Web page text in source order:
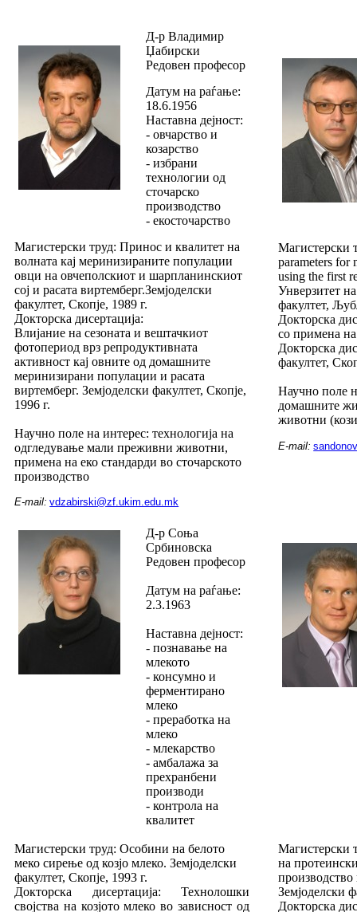
Д-р Владимир
Џабирски
Редовен професор
Датум на раѓање:
18.6.1956
Наставна дејност:
- овчарство и
козарство
- избрани
технологии од
сточарско
производство
- екосточарство
Магистерски труд: Принос и квалитет на
волната кај меринизираните популации
овци на овчеполскиот и шарпланинскиот
сој и расата виртемберг.Земјоделски
факултет, Скопје, 1989 г.
Докторска дисертација:
Влијание на сезоната и вештачкиот
фотопериод врз репродуктивната
активност кај овните од домашните
меринизирани популации и расата
виртемберг. Земјоделски факултет, Скопје,
1996 г.
Научно поле на интерес: технологија на
одгледување мали преживни животни,
примена на еко стандарди во сточарското
производство
E-mail: vdzabirski@zf.ukim.edu.mk
Магистерски
parameters for
using the first
Унверзитет
факултет,
Докторска
со примена
Докторска
факултет,
Научно поле
домашните
животни
E-mail:
Д-р Соња
Србиновска
Редовен професор
Датум на раѓање:
2.3.1963
Наставна дејност:
- познавање на
млекото
- консумно и
ферментирано
млеко
- преработка на
млеко
- млекарство
- амбалажа за
прехранбени
производи
- контрола на
квалитет
Магистерски труд: Особини на белото
меко сирење од козјо млеко. Земјоделски
факултет, Скопје, 1993 г.
Докторска дисертација: Технолошки
својства на козјото млеко во зависност од
Магистерски
на
производство
Земјоделски
Докторска